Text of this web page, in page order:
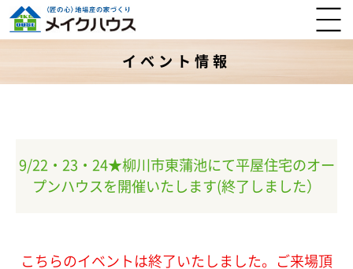
イベント情報
9/22・23・24★柳川市東蒲池にて平屋住宅のオー
プンハウスを開催いたします(終了しました）
こちらのイベントは終了いたしました。ご来場頂